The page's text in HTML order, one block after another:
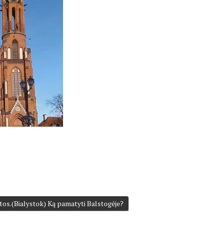
Ką pamatyti Balstogėje?